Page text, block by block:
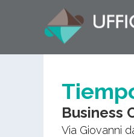
Business
Via Giovanni